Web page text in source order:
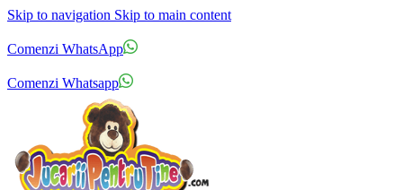
Skip to navigation Skip to main content
Comenzi WhatsApp
Comenzi Whatsapp